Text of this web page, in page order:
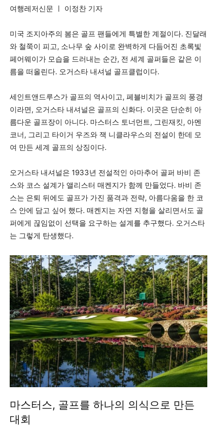
여행레저신문 ㅣ 이정찬 기자
미국 조지아주의 봄은 골프 팬들에게 특별한 계절이다. 진달래
와 철쭉이 피고, 소나무 숲 사이로 완벽하게 다듬어진 초록빛
페어웨이가 모습을 드러내는 순간, 전 세계 골퍼들은 같은 이
름을 떠올린다. 오거스타 내셔널 골프클럽이다.
세인트앤드루스가 골프의 역사이고, 페블비치가 골프의 풍경
이라면, 오거스타 내셔널은 골프의 신화다. 이곳은 단순히 아
름다운 골프장이 아니다. 마스터스 토너먼트, 그린재킷, 아멘
코너, 그리고 타이거 우즈와 잭 니클라우스의 전설이 한데 모
여 만든 세계 골프의 상징이다.
오거스타 내셔널은 1933년 전설적인 아마추어 골퍼 바비 존
스와 코스 설계가 앨리스터 매켄지가 함께 만들었다. 바비 존
스는 은퇴 뒤에도 골프가 가진 품격과 전략, 아름다움을 한 코
스 안에 담고 싶어 했다. 매켄지는 자연 지형을 살리면서도 골
퍼에게 끊임없이 선택을 요구하는 설계를 추구했다. 오거스타
는 그렇게 탄생했다.
마스터스, 골프를 하나의 의식으로 만든
대회